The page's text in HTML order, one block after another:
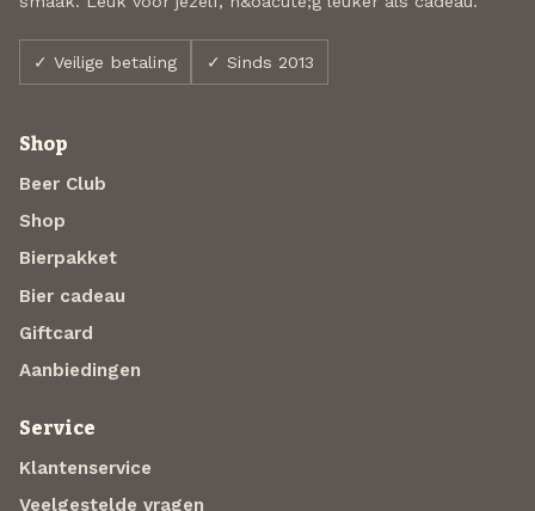
✓ Veilige betaling ✓ Sinds 2013
Shop
Beer Club
Shop
Bierpakket
Bier cadeau
Giftcard
Aanbiedingen
Service
Klantenservice
Veelgestelde vragen